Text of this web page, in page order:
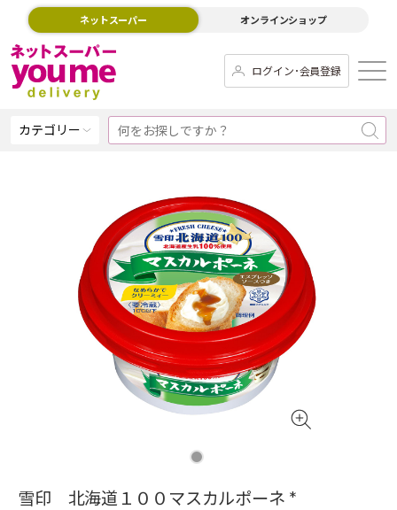
ネットスーパー オンラインショップ
ログイン･会員登録
カテゴリー
雪印 北海道１００マスカルポーネ *